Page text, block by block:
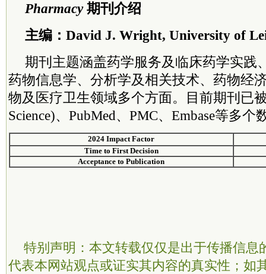
Pharmacy期刊介绍
主编：David J. Wright, University of
期刊主题涵盖药学服务及临床药学实践
药物信息学、分析学及相关技术、药物经
物及医疗卫生领域多个方面。目前期刊已
Science)、PubMed、PMC、Embase等多个
2024 Impact Factor
Time to First Decision
Acceptance to Publication
特别声明：本文转载仅仅是出于传播信息
代表本网站观点或证实其内容的真实性；如